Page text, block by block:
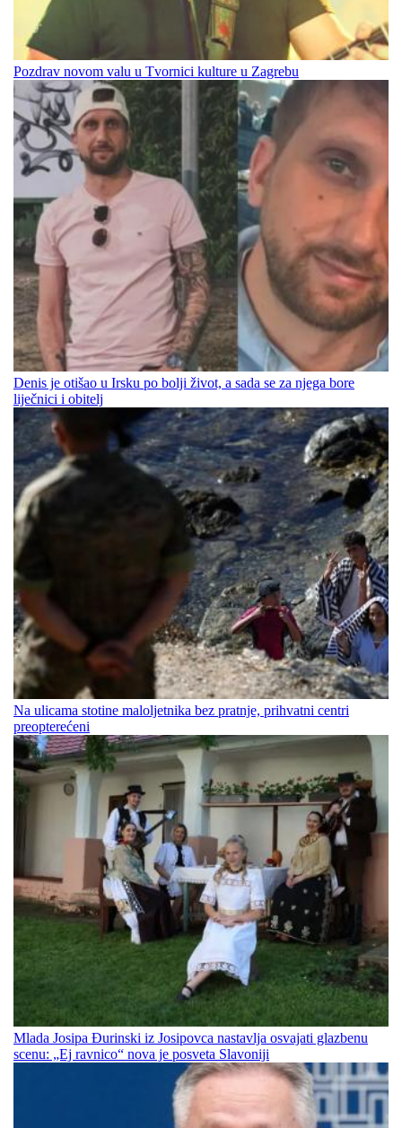
Pozdrav novom valu u Tvornici kulture u Zagrebu
Denis je otišao u Irsku po bolji život, a sada se za njega bore
liječnici i obitelj
Na ulicama stotine maloljetnika bez pratnje, prihvatni centri
preopterećeni
Mlada Josipa Đurinski iz Josipovca nastavlja osvajati glazbenu
scenu: „Ej ravnico“ nova je posveta Slavoniji